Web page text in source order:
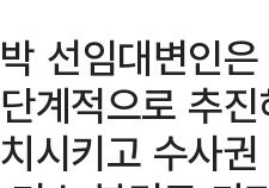
박 선임대변인
단계적으로 추
치시키고 수사